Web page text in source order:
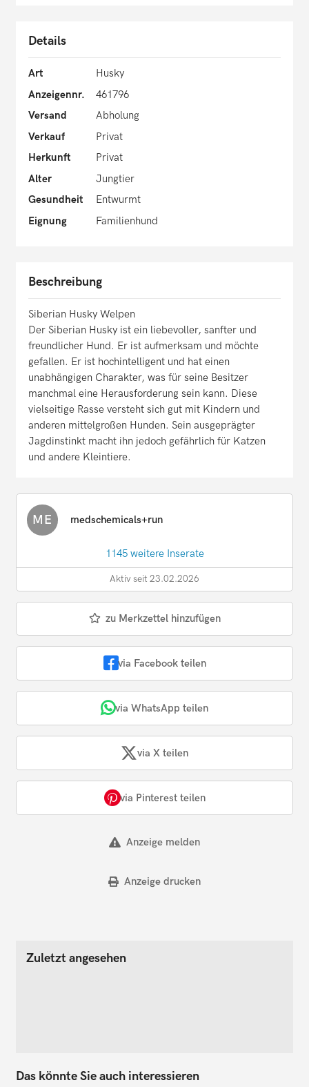
Details
Art
Husky
Anzeigennr.
461796
Versand
Abholung
Verkauf
Privat
Herkunft
Privat
Alter
Jungtier
Gesundheit
Entwurmt
Eignung
Familienhund
Beschreibung
Siberian Husky Welpen
Der Siberian Husky ist ein liebevoller, sanfter und
freundlicher Hund. Er ist aufmerksam und möchte
gefallen. Er ist hochintelligent und hat einen
unabhängigen Charakter, was für seine Besitzer
manchmal eine Herausforderung sein kann. Diese
vielseitige Rasse versteht sich gut mit Kindern und
anderen mittelgroßen Hunden. Sein ausgeprägter
Jagdinstinkt macht ihn jedoch gefährlich für Katzen
und andere Kleintiere.
ME medschemicals+run
1145 weitere Inserate
Aktiv seit 23.02.2026
zu Merkzettel hinzufügen
via Facebook teilen
via WhatsApp teilen
via X teilen
via Pinterest teilen
Anzeige melden
Anzeige drucken
Zuletzt angesehen
Das könnte Sie auch interessieren